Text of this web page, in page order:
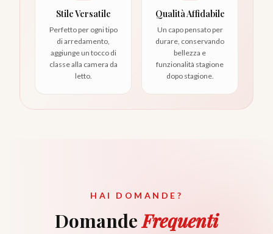
Stile Versatile
Perfetto per ogni tipo
di arredamento,
aggiunge un tocco di
classe alla camera da
letto.
Qualità Affidabile
Un capo pensato per
durare, conservando
bellezza e
funzionalità stagione
dopo stagione.
HAI DOMANDE?
DomandeFrequenti